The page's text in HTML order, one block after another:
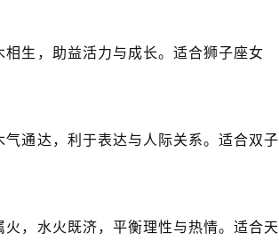
生，助益活力与成长。适合狮子座女
通达，利于表达与人际关系。适合双子
，水火既济，平衡理性与热情。适合天